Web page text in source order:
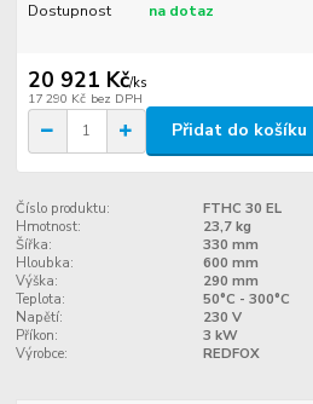
Dostupnost na dotaz
20 921 Kč/ks
17 290 Kč bez DPH
Přidat do košíku
Číslo produktu:
FTHC 30 EL
Hmotnost:
23,7 kg
Šířka:
330 mm
Hloubka:
600 mm
Výška:
290 mm
Teplota:
50°C - 300°C
Napětí:
230 V
Příkon:
3 kW
Výrobce:
REDFOX